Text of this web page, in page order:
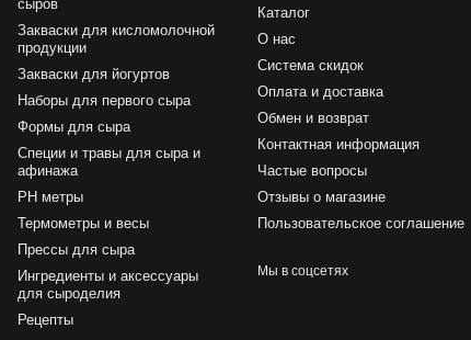
сыров
Закваски для кисломолочной
продукции
Закваски для йогуртов
Наборы для первого сыра
Формы для сыра
Специи и травы для сыра и
афинажа
PH метры
Термометры и весы
Прессы для сыра
Ингредиенты и аксессуары
для сыроделия
Рецепты
Каталог
О нас
Система скидок
Оплата и доставка
Обмен и возврат
Контактная информация
Частые вопросы
Отзывы о магазине
Пользовательское соглашение
Мы в соцсетях